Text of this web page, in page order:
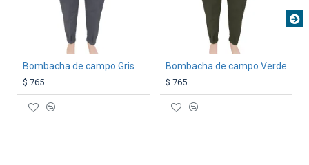
Bombacha de campo Gris
$ 765
Bombacha de campo Verde
$ 765